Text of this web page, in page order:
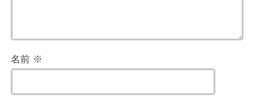
名前 ※